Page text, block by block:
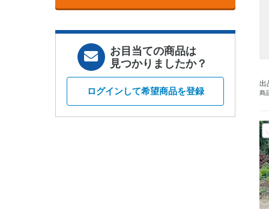
出
商
お目当ての商品は
見つかりましたか？
ログインして希望商品を登録